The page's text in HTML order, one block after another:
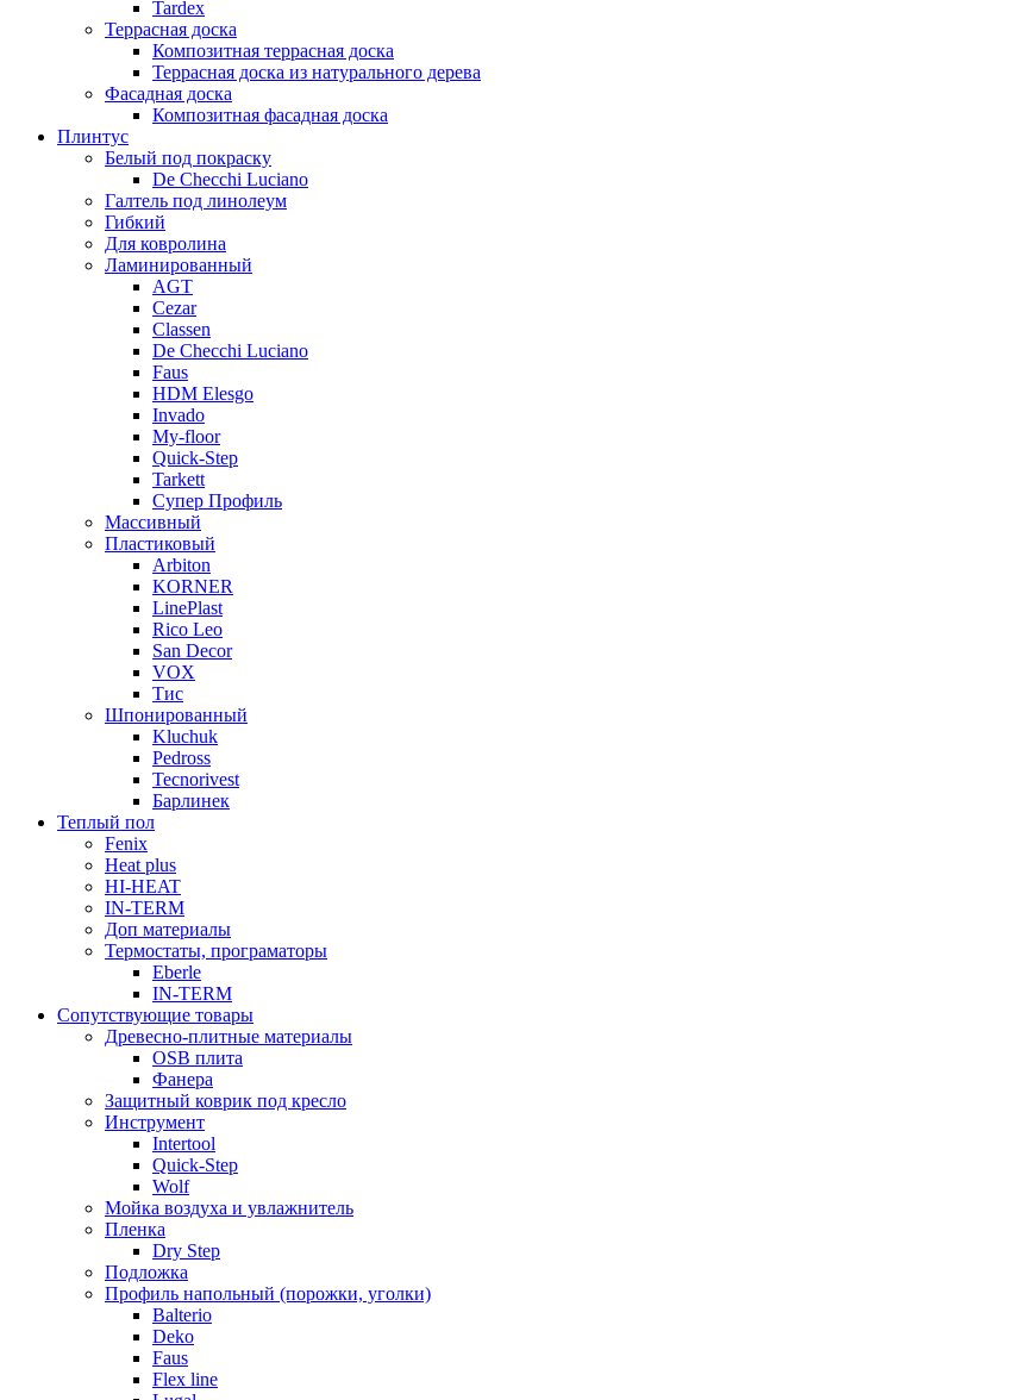
Tardex
Террасная доска
Композитная террасная доска
Террасная доска из натурального дерева
Фасадная доска
Композитная фасадная доска
Плинтус
Белый под покраску
De Checchi Luciano
Галтель под линолеум
Гибкий
Для ковролина
Ламинированный
AGT
Cezar
Classen
De Checchi Luciano
Faus
HDM Elesgo
Invado
My-floor
Quick-Step
Tarkett
Супер Профиль
Массивный
Пластиковый
Arbiton
KORNER
LinePlast
Rico Leo
San Decor
VOX
Тис
Шпонированный
Kluchuk
Pedross
Tecnorivest
Барлинек
Теплый пол
Fenix
Heat plus
HI-HEAT
IN-TERM
Доп материалы
Термостаты, програматоры
Eberle
IN-TERM
Сопутствующие товары
Древесно-плитные материалы
OSB плита
Фанера
Защитный коврик под кресло
Инструмент
Intertool
Quick-Step
Wolf
Мойка воздуха и увлажнитель
Пленка
Dry Step
Подложка
Профиль напольный (порожки, уголки)
Balterio
Deko
Faus
Flex line